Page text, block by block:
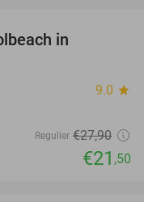
in
9.0 star
Regulier €27,90
€21 ,50